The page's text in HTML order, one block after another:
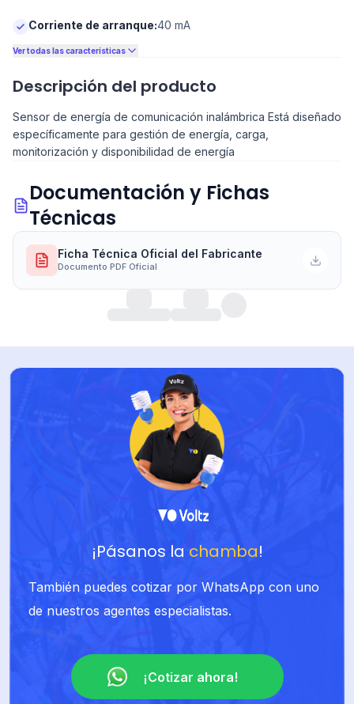
Corriente de arranque:40 mA
Ver todas las características
Descripción del producto
Sensor de energía de comunicación inalámbrica Está diseñado
específicamente para gestión de energía, carga,
monitorización y disponibilidad de energía
Documentación y Fichas
Técnicas
Ficha Técnica Oficial del Fabricante
Documento PDF Oficial
¡Pásanos la chamba!
También puedes cotizar por WhatsApp con uno
de nuestros agentes especialistas.
¡Cotizar ahora!